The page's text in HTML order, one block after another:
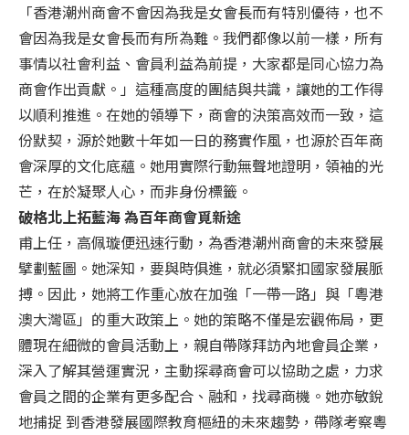
「香港潮州商會不會因為我是女會長而有特別優待，也不
會因為我是女會長而有所為難。我們都像以前一樣，所有
事情以社會利益、會員利益為前提，大家都是同心協力為
商會作出貢獻。」這種高度的團結與共識，讓她的工作得
以順利推進。在她的領導下，商會的決策高效而一致，這
份默契，源於她數十年如一日的務實作風，也源於百年商
會深厚的文化底蘊。她用實際行動無聲地證明，領袖的光
芒，在於凝聚人心，而非身份標籤。
破格北上拓藍海 為百年商會覓新途
甫上任，高佩璇便迅速行動，為香港潮州商會的未來發展
擘劃藍圖。她深知，要與時俱進，就必須緊扣國家發展脈
搏。因此，她將工作重心放在加強「一帶一路」與「粵港
澳大灣區」的重大政策上。她的策略不僅是宏觀佈局，更
體現在細微的會員活動上，親自帶隊拜訪內地會員企業，
深入了解其營運實況，主動探尋商會可以協助之處，力求
會員之間的企業有更多配合、融和，找尋商機。她亦敏銳
地捕捉 到香港發展國際教育樞紐的未來趨勢，帶隊考察粵